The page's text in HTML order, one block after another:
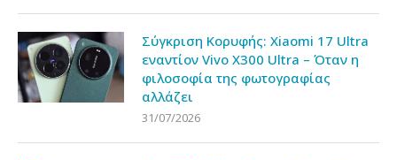
Σύγκριση Κορυφής: Xiaomi 17 Ultra
εναντίον Vivo X300 Ultra – Όταν η
φιλοσοφία της φωτογραφίας
αλλάζει
31/07/2026